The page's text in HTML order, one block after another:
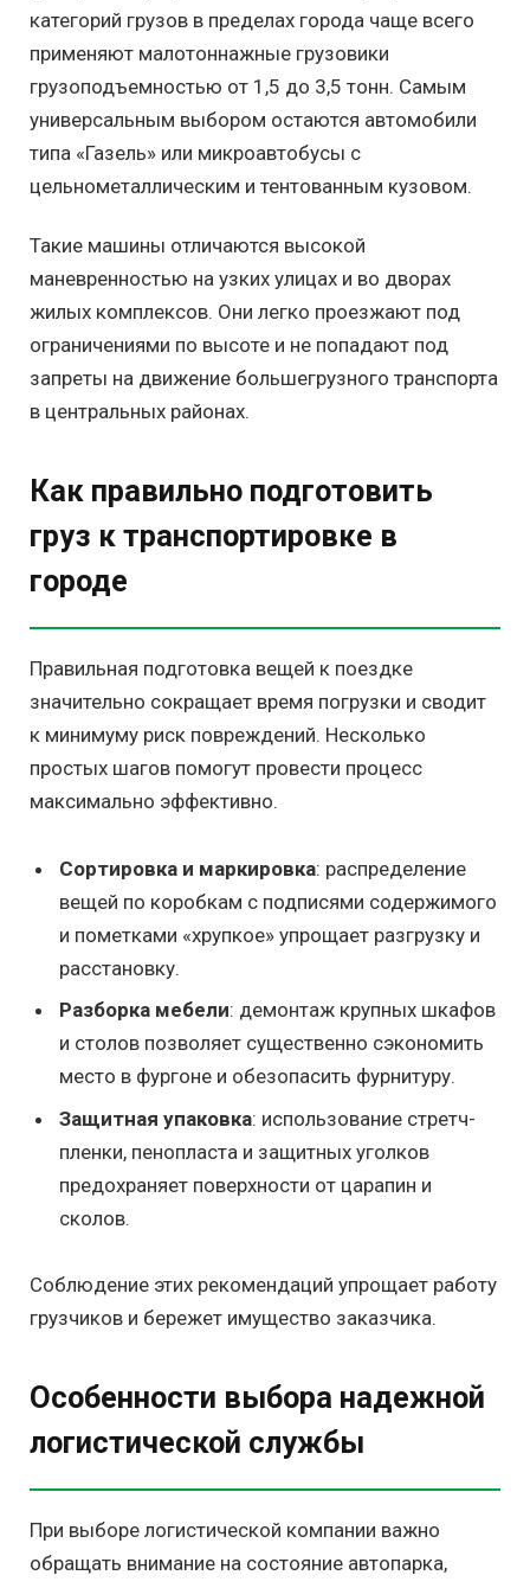
категорий грузов в пределах города чаще всего
применяют малотоннажные грузовики
грузоподъемностью от 1,5 до 3,5 тонн. Самым
универсальным выбором остаются автомобили
типа «Газель» или микроавтобусы с
цельнометаллическим и тентованным кузовом.
Такие машины отличаются высокой
маневренностью на узких улицах и во дворах
жилых комплексов. Они легко проезжают под
ограничениями по высоте и не попадают под
запреты на движение большегрузного транспорта
в центральных районах.
Как правильно подготовить
груз к транспортировке в
городе
Правильная подготовка вещей к поездке
значительно сокращает время погрузки и сводит
к минимуму риск повреждений. Несколько
простых шагов помогут провести процесс
максимально эффективно.
Сортировка и маркировка: распределение
вещей по коробкам с подписями содержимого
и пометками «хрупкое» упрощает разгрузку и
расстановку.
Разборка мебели: демонтаж крупных шкафов
и столов позволяет существенно сэкономить
место в фургоне и обезопасить фурнитуру.
Защитная упаковка: использование стретч-
пленки, пенопласта и защитных уголков
предохраняет поверхности от царапин и
сколов.
Соблюдение этих рекомендаций упрощает работу
грузчиков и бережет имущество заказчика.
Особенности выбора надежной
логистической службы
При выборе логистической компании важно
обращать внимание на состояние автопарка,